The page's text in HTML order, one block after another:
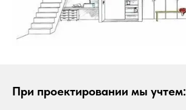
При проектировании мы учтем: